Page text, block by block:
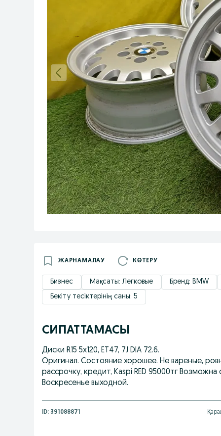
ЖАРНАМАЛАУ КӨТЕРУ
Бизнес Мақсаты: Легковые
Бренд: BMW
Бекіту тесіктерінің саны: 5
СИПАТТАМАСЫ
Диски R15 5x120, ET47, 7J DIA 72.6.
Оригинал. Состояние хорошее. Не вареные,
рассрочку, кредит, Kaspi RED 95000тг
Воскресенье выходной.
ID: 391088871